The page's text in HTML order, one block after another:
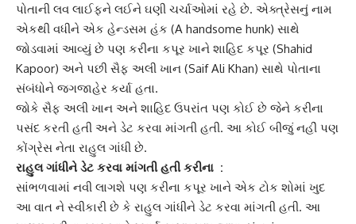
પોતાની લવ લાઈફને લઈને ઘણી ચર્ચાઓમાં રહે છે. એક્ત્રેસનું નામ
એકથી વધીને એક હેન્ડસમ હંક (A handsome hunk) સાથે
જોડવામાં આવ્યું છે પણ કરીના કપૂર ખાને શાહિદ કપૂર (Shahid
Kapoor) અને પછી સૈફ અલી ખાન (Saif Ali Khan) સાથે પોતાના
સંબંધોને જગજાહેર કર્યા હતા.
જોકે સૈફ અલી ખાન અને શાહિદ ઉપરાંત પણ કોઈ છે જેને કરીના
પસંદ કરતી હતી અને ડેટ કરવા માંગતી હતી. આ કોઈ બીજું નહીં પણ
કોંગ્રેસ નેતા રાહુલ ગાંધી છે.
રાહુલ ગાંધીને ડેટ કરવા માંગતી હતી કરીના :
સાંભળવામાં નવી લાગશે પણ કરીના કપૂર ખાને એક ટોક શોમાં ખુદ
આ વાત ને સ્વીકારી છે કે રાહુલ ગાંધીને ડેટ કરવા માંગતી હતી. આ